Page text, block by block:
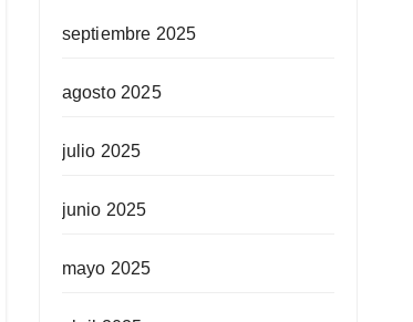
septiembre 2025
agosto 2025
julio 2025
junio 2025
mayo 2025